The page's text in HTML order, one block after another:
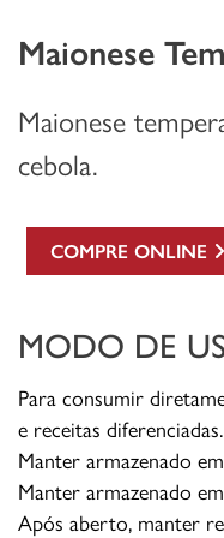
Maionese
Maionese
cebola.
COMPRE ONLINE
MODO DE
Para consumir
e receitas diferenciadas.
Manter armazenado
Manter armazenado
Após aberto, manter